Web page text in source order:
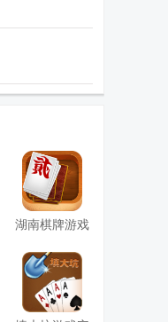
湖南棋牌游戏
2026最新版